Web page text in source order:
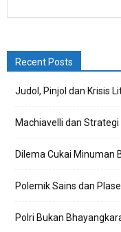
Recent Posts
Judol, Pinjol dan Krisis
Machiavelli dan
Dilema Cukai Minuman
Polemik Sains dan
Polri Bukan